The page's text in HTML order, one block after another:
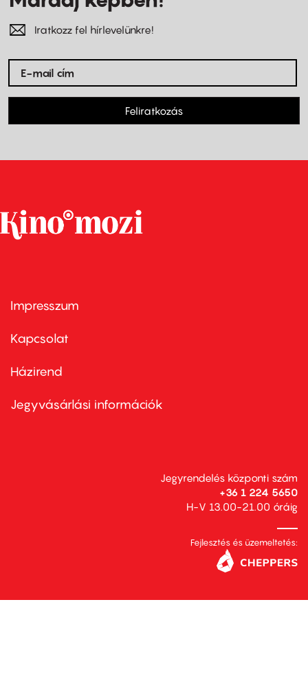
Iratkozz fel hírlevelünkre!
Feliratkozás
Footer
first
Impresszum
Kapcsolat
Footer
second
Házirend
Jegyvásárlási információk
Jegyrendelés központi szám
+36 1 224 5650
H-V 13.00-21.00 óráig
Fejlesztés és üzemeltetés: